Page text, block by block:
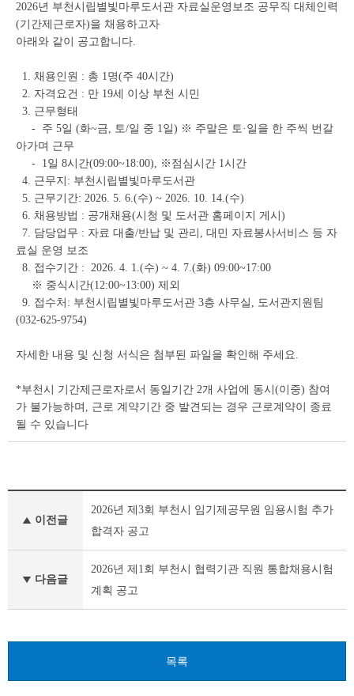
상
세
조
2026년 부천시립별빛마루도서관 자료실운영보조 공무직 대체인력
(기간제근로자)을 채용하고자
아래와 같이 공고합니다.
1. 채용인원 : 총 1명(주 40시간)
2. 자격요건 : 만 19세 이상 부천 시민
3. 근무형태
- 주 5일 (화~금, 토/일 중 1일) ※ 주말은 토·일을 한 주씩 번갈
아가며 근무
- 1일 8시간(09:00~18:00), ※점심시간 1시간
4. 근무지: 부천시립별빛마루도서관
5. 근무기간: 2026. 5. 6.(수) ~ 2026. 10. 14.(수)
6. 채용방법 : 공개채용(시청 및 도서관 홈페이지 게시)
7. 담당업무 : 자료 대출/반납 및 관리, 대민 자료봉사서비스 등 자
료실 운영 보조
8. 접수기간 : 2026. 4. 1.(수) ~ 4. 7.(화) 09:00~17:00
※ 중식시간(12:00~13:00) 제외
9. 접수처: 부천시립별빛마루도서관 3층 사무실, 도서관지원팀
(032-625-9754)
자세한 내용 및 신청 서식은 첨부된 파일을 확인해 주세요.
*부천시 기간제근로자로서 동일기간 2개 사업에 동시(이중) 참여
가 불가능하며, 근로 계약기간 중 발견되는 경우 근로계약이 종료
될 수 있습니다
(채
시
이전글
2026년 제3회 부천시 임기제공무원 임용시험 추가
합격자 공고
다음글
2026년 제1회 부천시 협력기관 직원 통합채용시험
계획 공고
목록